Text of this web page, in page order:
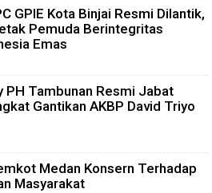
GPIE Kota Binjai Resmi Dilantik,
Pemuda Berintegritas
Emas
PH Tambunan Resmi Jabat
Gantikan AKBP David Triyo
Medan Konsern Terhadap
Masyarakat